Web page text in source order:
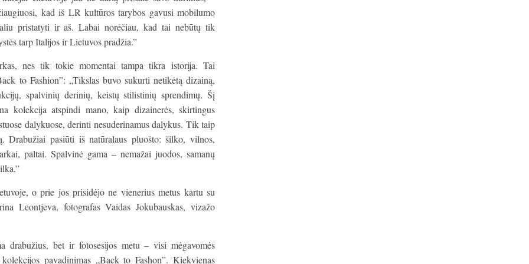
kad iš LR kultūros tarybos gavusi mobilumo
pristatyti ir aš. Labai norėčiau, kad tai nebūtų tik
tarp Italijos ir Lietuvos pradžia.”
nes tik tokie momentai tampa tikra istorija. Tai
to Fashion”: „Tikslas buvo sukurti netikėtą dizainą,
spalvinių derinių, keistų stilistinių sprendimų. Šį
kolekcija atspindi mano, kaip dizainerės, skirtingus
dalykuose, derinti nesuderinamus dalykus. Tik taip
Drabužiai pasiūti iš natūralaus pluošto: šilko, vilnos,
paltai. Spalvinė gama – nemažai juodos, samanų
o prie jos prisidėjo ne vienerius metus kartu su
Leontjeva, fotografas Vaidas Jokubauskas, vizažo
drabužius, bet ir fotosesijos metu – visi mėgavomės
pavadinimas „Back to Fashon”. Kiekvienas